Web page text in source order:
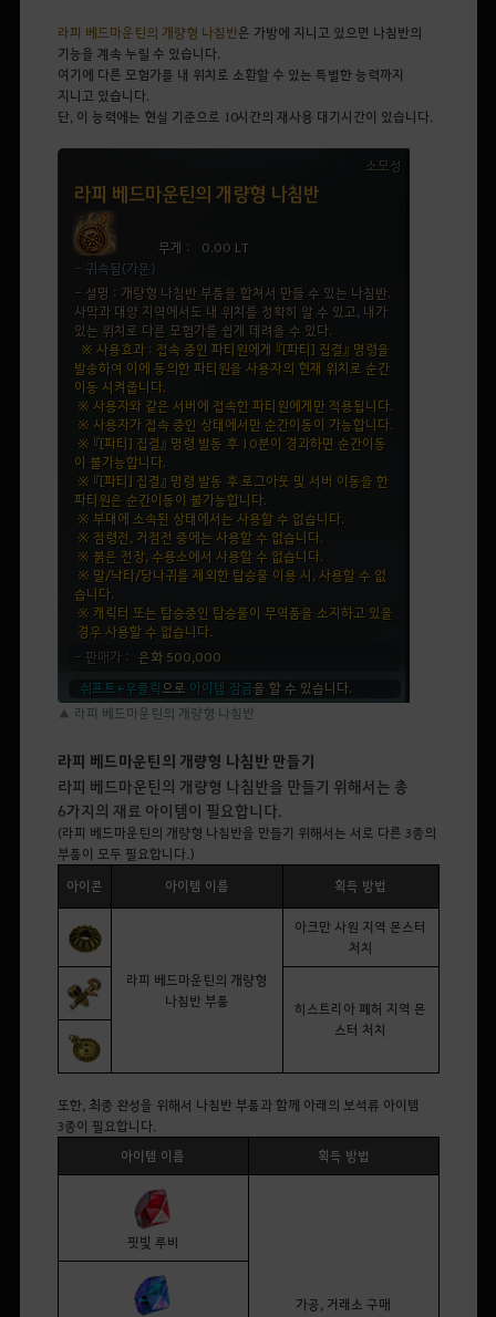
라피 베드마운틴의 개량형 나침반은 가방에 지니고 있으면 나침반의
기능을 계속 누릴 수 있습니다.
여기에 다른 모험가를 내 위치로 소환할 수 있는 특별한 능력까지
지니고 있습니다.
단, 이 능력에는 현실 기준으로 10시간의 재사용 대기시간이 있습니다.
▲ 라피 베드마운틴의 개량형 나침반
라피 베드마운틴의 개량형 나침반 만들기
라피 베드마운틴의 개량형 나침반을 만들기 위해서는 총
6가지의 재료 아이템이 필요합니다.
(라피 베드마운틴의 개량형 나침반을 만들기 위해서는 서로 다른 3종의
부품이 모두 필요합니다. )
아이콘
아이템 이름 획득 방법
라피 베드마운틴의 개량형
나침반 부품
아크만 사원 지역 몬스터
처치
히스트리아 폐허 지역 몬
스터 처치
또한, 최종 완성을 위해서 나침반 부품과 함께 아래의 보석류 아이템
3종이 필요합니다.
아이템 이름
획득 방법
핏빛 루비
가공, 거래소 구매